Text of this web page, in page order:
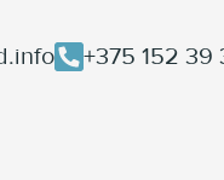
+375 152 39